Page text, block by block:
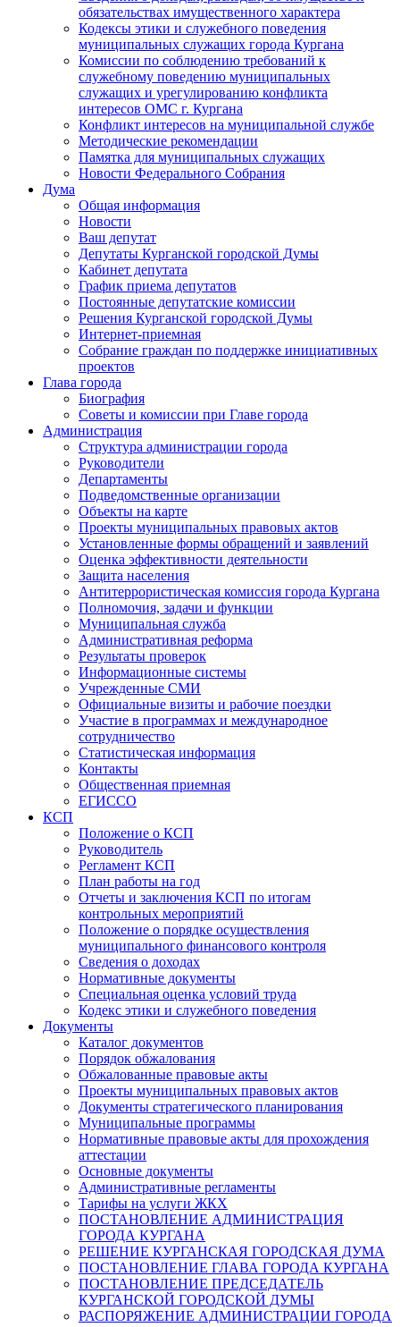
обязательствах имущественного характера
Кодексы этики и служебного поведения
муниципальных служащих города Кургана
Комиссии по соблюдению требований к
служебному поведению муниципальных
служащих и урегулированию конфликта
интересов ОМС г. Кургана
Конфликт интересов на муниципальной службе
Методические рекомендации
Памятка для муниципальных служащих
Новости Федерального Cобрания
Дума
Общая информация
Новости
Ваш депутат
Депутаты Курганской городской Думы
Кабинет депутата
График приема депутатов
Постоянные депутатские комиссии
Решения Курганской городской Думы
Интернет-приемная
Собрание граждан по поддержке инициативных
проектов
Глава города
Биография
Советы и комиссии при Главе города
Администрация
Структура администрации города
Руководители
Департаменты
Подведомственные организации
Объекты на карте
Проекты муниципальных правовых актов
Установленные формы обращений и заявлений
Оценка эффективности деятельности
Защита населения
Антитеррористическая комиссия города Кургана
Полномочия, задачи и функции
Муниципальная служба
Административная реформа
Результаты проверок
Информационные системы
Учрежденные СМИ
Официальные визиты и рабочие поездки
Участие в программах и международное
сотрудничество
Статистическая информация
Контакты
Общественная приемная
ЕГИССО
КСП
Положение о КСП
Руководитель
Регламент КСП
План работы на год
Отчеты и заключения КСП по итогам
контрольных мероприятий
Положение о порядке осуществления
муниципального финансового контроля
Сведения о доходах
Нормативные документы
Специальная оценка условий труда
Кодекс этики и служебного поведения
Документы
Каталог документов
Порядок обжалования
Обжалованные правовые акты
Проекты муниципальных правовых актов
Документы стратегического планирования
Муниципальные программы
Нормативные правовые акты для прохождения
аттестации
Основные документы
Административные регламенты
Тарифы на услуги ЖКХ
ПОСТАНОВЛЕНИЕ АДМИНИСТРАЦИЯ
ГОРОДА КУРГАНА
РЕШЕНИЕ КУРГАНСКАЯ ГОРОДСКАЯ ДУМА
ПОСТАНОВЛЕНИЕ ГЛАВА ГОРОДА КУРГАНА
ПОСТАНОВЛЕНИЕ ПРЕДСЕДАТЕЛЬ
КУРГАНСКОЙ ГОРОДСКОЙ ДУМЫ
РАСПОРЯЖЕНИЕ АДМИНИСТРАЦИИ ГОРОДА